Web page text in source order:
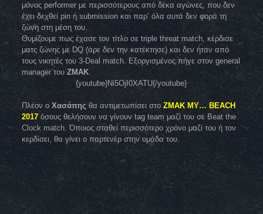
μόνος performer με περισσότερους από δέκα αγώνες, που δεν
έχει δεχθεί pin ή submission και παρ’ όλα αυτά δεν φορά τη
ζώνη στη μέση του.
Θυμίζουμε πως έχασε τον τίτλο σε triple threat match, κέρδισε
ματς ζώνης με DQ (άρε δεν την κατέκτησε) και δεν ήταν από
τους νικητές του 3-Deal match. Εξοργισμένος πήγε στον general
manager τουZMAK.
{youtube}Ni5OjI0XATU{/youtube}
Πλέον ο Χασάπης θα αντιμετωπίσει στο ZMAK MY… BEACH
2017όσους θελήσουν να γίνουν tag team μαζί του σε Beat the
Clock match. Όποιος σταθεί περισσότερο χρόνο μαζί του ή τον
κερδίσει, θα γίνει ο παρτενέρ στην ομάδα του.